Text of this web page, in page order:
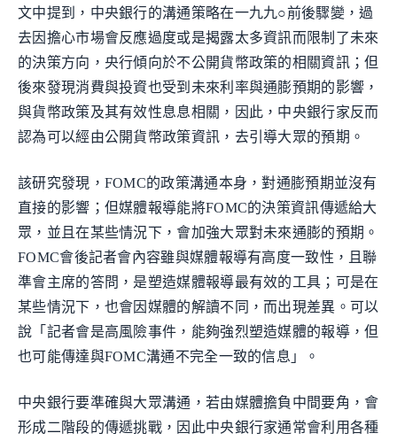
文中提到，中央銀行的溝通策略在一九九○前後驟變，過
去因擔心市場會反應過度或是揭露太多資訊而限制了未來
的決策方向，央行傾向於不公開貨幣政策的相關資訊；但
後來發現消費與投資也受到未來利率與通膨預期的影響，
與貨幣政策及其有效性息息相關，因此，中央銀行家反而
認為可以經由公開貨幣政策資訊，去引導大眾的預期。
該研究發現，FOMC的政策溝通本身，對通膨預期並沒有
直接的影響；但媒體報導能將FOMC的決策資訊傳遞給大
眾，並且在某些情況下，會加強大眾對未來通膨的預期。
FOMC會後記者會內容雖與媒體報導有高度一致性，且聯
準會主席的答問，是塑造媒體報導最有效的工具；可是在
某些情況下，也會因媒體的解讀不同，而出現差異。可以
說「記者會是高風險事件，能夠強烈塑造媒體的報導，但
也可能傳達與FOMC溝通不完全一致的信息」。
中央銀行要準確與大眾溝通，若由媒體擔負中間要角，會
形成二階段的傳遞挑戰，因此中央銀行家通常會利用各種